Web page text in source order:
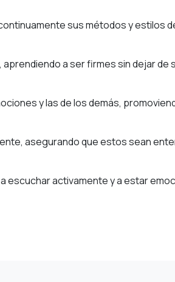
sus métodos y estilos
a ser firmes sin dejar de
y las de los demás,
asegurando que estos sean
escuchar activamente y a estar